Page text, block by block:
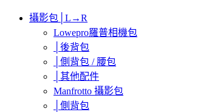
攝影包│L→R
Lowepro羅普相機包
│後背包
│側背包 / 腰包
│其他配件
Manfrotto 攝影包
│側背包